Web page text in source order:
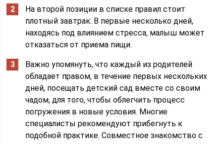
На второй позиции в списке правил стоит
плотный завтрак. В первые несколько дней,
находясь под влиянием стресса, малыш может
отказаться от приема пищи.
Важно упомянуть, что каждый из родителей
обладает правом, в течение первых нескольких
дней, посещать детский сад вместе со своим
чадом, для того, чтобы облегчить процесс
погружения в новые условия. Многие
специалисты рекомендуют прибегнуть к
подобной практике. Совместное знакомство с